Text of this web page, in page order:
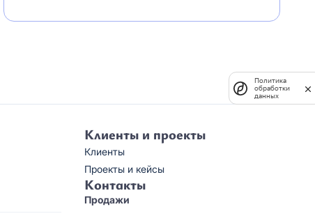
Клиенты и проекты
Клиенты
Проекты и кейсы
Контакты
Продажи
Политика
обработки
данных